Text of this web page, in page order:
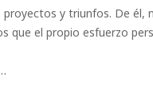
y triunfos. De él,
que el propio esfuerzo